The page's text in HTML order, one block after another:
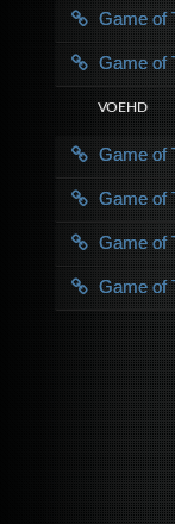
Game
Game
VOE HD
Game
Game
Game
Game